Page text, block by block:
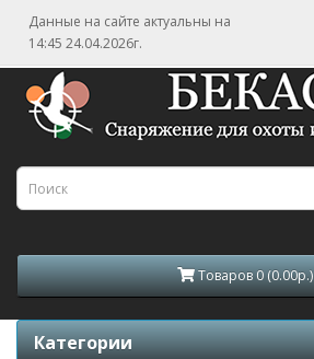
Данные на сайте актуальны на
14:45 24.04.2026г.
Товаров 0 (0.00р.)
Категории